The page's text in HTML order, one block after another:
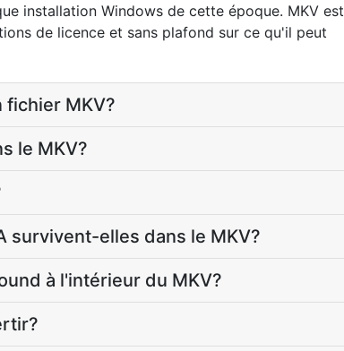
installation Windows de cette époque. MKV est
de licence et sans plafond sur ce qu'il peut
fichier MKV?
le MKV?
survivent-elles dans le MKV?
à l'intérieur du MKV?